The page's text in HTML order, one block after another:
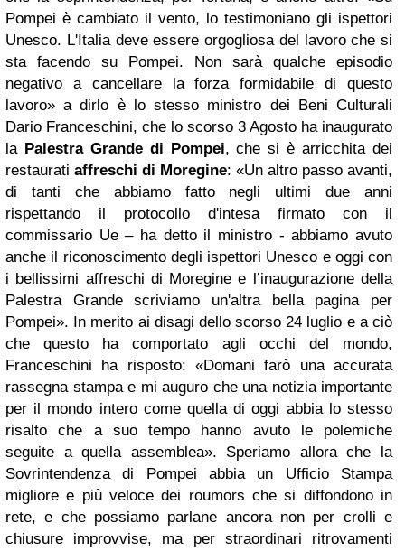
Pompei è cambiato il vento, lo testimoniano gli ispettori
Unesco. L'Italia deve essere orgogliosa del lavoro che si
sta facendo su Pompei. Non sarà qualche episodio
negativo a cancellare la forza formidabile di questo
lavoro» a dirlo è lo stesso ministro dei Beni Culturali
Dario Franceschini, che lo scorso 3 Agosto ha inaugurato
la Palestra Grande di Pompei, che si è arricchita dei
restaurati affreschi di Moregine: «Un altro passo avanti,
di tanti che abbiamo fatto negli ultimi due anni
rispettando il protocollo d'intesa firmato con il
commissario Ue – ha detto il ministro - abbiamo avuto
anche il riconoscimento degli ispettori Unesco e oggi con
i bellissimi affreschi di Moregine e l’inaugurazione della
Palestra Grande scriviamo un'altra bella pagina per
Pompei». In merito ai disagi dello scorso 24 luglio e a ciò
che questo ha comportato agli occhi del mondo,
Franceschini ha risposto: «Domani farò una accurata
rassegna stampa e mi auguro che una notizia importante
per il mondo intero come quella di oggi abbia lo stesso
risalto che a suo tempo hanno avuto le polemiche
seguite a quella assemblea». Speriamo allora che la
Sovrintendenza di Pompei abbia un Ufficio Stampa
migliore e più veloce dei roumors che si diffondono in
rete, e che possiamo parlane ancora non per crolli e
chiusure improvvise, ma per straordinari ritrovamenti